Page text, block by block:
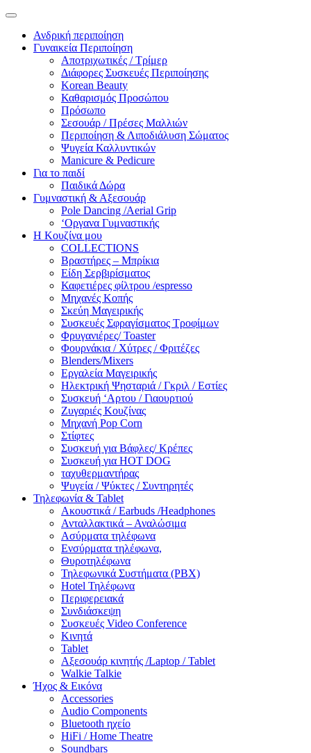
Ανδρική περιποίηση
Γυναικεία Περιποίηση
Αποτριχωτικές / Τρίμερ
Διάφορες Συσκευές Περιποίησης
Korean Beauty
Καθαρισμός Προσώπου
Πρόσωπο
Σεσουάρ / Πρέσες Μαλλιών
Περιποίηση & Λιποδιάλυση Σώματος
Ψυγεία Καλλυντικών
Manicure & Pedicure
Για το παιδί
Παιδικά Δώρα
Γυμναστική & Αξεσουάρ
Pole Dancing /Aerial Grip
‘Οργανα Γυμναστικής
Η Κουζίνα μου
COLLECTIONS
Βραστήρες – Μπρίκια
Είδη Σερβιρίσματος
Καφετιέρες φίλτρου /espresso
Μηχανές Κοπής
Σκεύη Μαγειρικής
Συσκευές Σφραγίσματος Τροφίμων
Φρυγανιέρες/ Toaster
Φουρνάκια / Χύτρες / Φριτέζες
Blenders/Mixers
Εργαλεία Μαγειρικής
Ηλεκτρική Ψησταριά / Γκριλ / Eστίες
Συσκευή ‘Αρτου / Γιαουρτιού
Ζυγαριές Κουζίνας
Μηχανή Pop Corn
Στίφτες
Συσκευή για Βάφλες/ Κρέπες
Συσκευή για HOT DOG
ταχυθερμαντήρας
Ψυγεία / Ψύκτες / Συντηρητές
Τηλεφωνία & Tablet
Ακουστικά / Earbuds /Headphones
Ανταλλακτικά – Αναλώσιμα
Ασύρματα τηλέφωνα
Ενσύρματα τηλέφωνα,
Θυροτηλέφωνα
Τηλεφωνικά Συστήματα (PBX)
Hotel Τηλέφωνα
Περιφερειακά
Συνδιάσκεψη
Συσκευές Video Conference
Κινητά
Tablet
Αξεσουάρ κινητής /Laptop / Tablet
Walkie Talkie
Ήχος & Εικόνα
Accessories
Audio Components
Bluetooth ηχείο
HiFi / Home Theatre
Soundbars